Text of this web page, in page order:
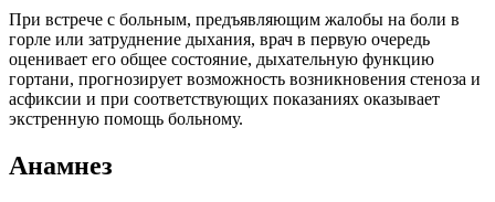
При встрече с больным, предъявляющим жалобы на боли в
горле или затруднение дыхания, врач в первую очередь
оценивает его общее состояние, дыхательную функцию
гортани, прогнозирует возможность возникновения стеноза и
асфиксии и при соответствующих показаниях оказывает
экстренную помощь больному.
Анамнез